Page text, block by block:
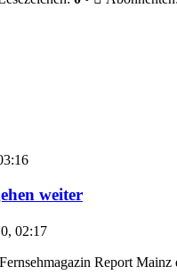
weiter
02:17
Report